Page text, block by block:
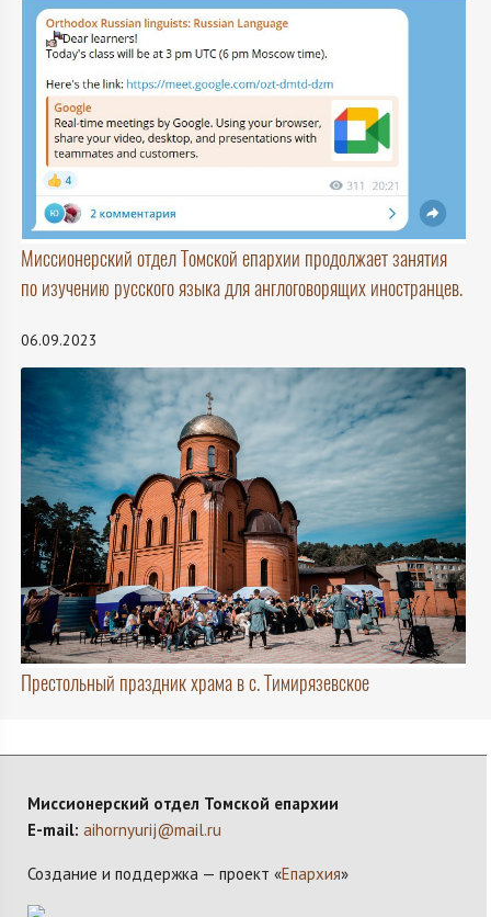
Миссионерский отдел Томской епархии продолжает занятия
по изучению русского языка для англоговорящих иностранцев.
06.09.2023
Престольный праздник храма в с. Тимирязевское
Миссионерский отдел Томской епархии
E-mail: aihornyurij@mail.ru
Создание и поддержка — проект «Епархия»